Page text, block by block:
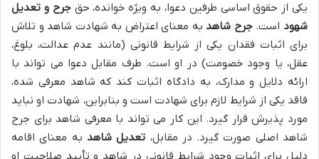
یکی از حقوق اساسی طرفین دعوا، به ویژه خوانده، حقجرح و تعدیل
شهود است.جرح شاهدبه معنای اعتراض به شهادت شاهد و تلاش
برای اثبات فقدان یکی از شرایط قانونی (مانند عدم عدالت، بلوغ،
عقل، یا وجود خصومت) در او است. طرف مقابل دعوا می تواند با
ارائه دلایل و مدارک، به دادگاه اثبات کند که شاهد معرفی شده،
فاقد یکی از شرایط لازم برای شهادت است و بنابراین، شهادت او نباید
مورد پذیرش قرار گیرد. این کار می تواند با معرفی شاهد برای جرح
شاهد اصلی صورت گیرد. در مقابل، تعدیل شاهد به معنای اقامه